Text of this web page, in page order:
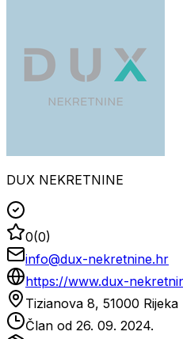
DUX NEKRETNINE
0(0)
info@dux-nekretnine.hr
https://www.dux-
Tizianova 8, 51000 Rijeka
Član od 26. 09. 2024.